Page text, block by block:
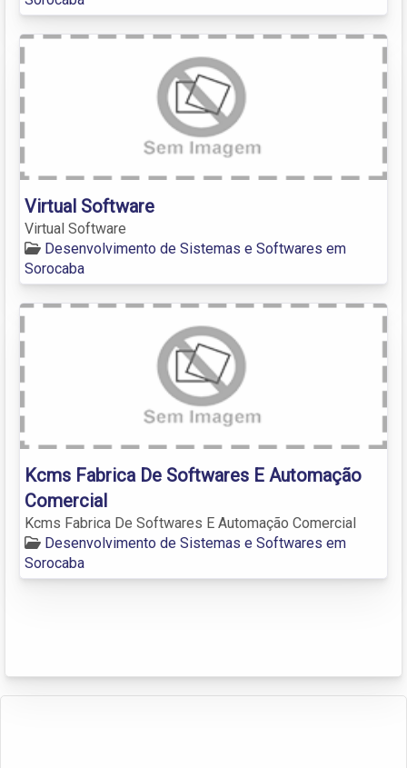
Virtual Software
Virtual Software
Desenvolvimento de Sistemas e Softwares em
Sorocaba
Kcms Fabrica De Softwares E Automação
Comercial
Kcms Fabrica De Softwares E Automação Comercial
Desenvolvimento de Sistemas e Softwares em
Sorocaba